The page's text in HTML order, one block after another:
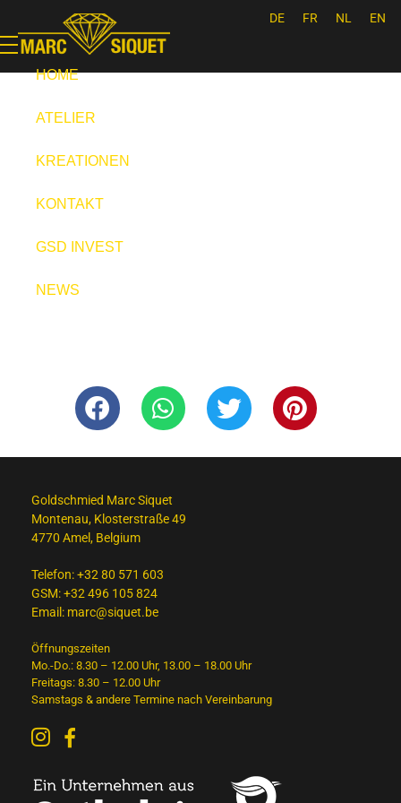
Marc Siquet - Goldschmied
Goldschmied - Juwelier * Orfèvre - Joaillier * Goudsmid
DE FR NL EN
HOME
ATELIER
KREATIONEN
KONTAKT
GSD INVEST
NEWS
Goldschmied Marc Siquet
Montenau, Klosterstraße 49
4770 Amel, Belgium
Telefon:+32 80 571 603
GSM:+32 496 105 824
Email: marc@siquet.be
Öffnungszeiten
Mo.-Do.: 8.30 – 12.00 Uhr, 13.00 – 18.00 Uhr
Freitags: 8.30 – 12.00 Uhr
Samstags & andere Termine nach Vereinbarung